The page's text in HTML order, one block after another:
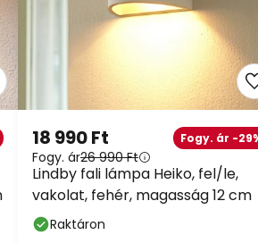
Lindby fali lámpa Heiko, fel/le,
vakolat, fehér, magasság 12 cm
18 990 Ft Fogy. ár -29%
Fogy. ár26 990 Ft